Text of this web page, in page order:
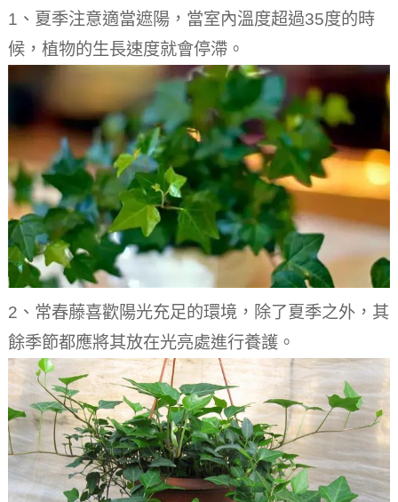
1、夏季注意適當遮陽，當室內溫度超過35度的時
候，植物的生長速度就會停滯。
2、常春藤喜歡陽光充足的環境，除了夏季之外，其
餘季節都應將其放在光亮處進行養護。